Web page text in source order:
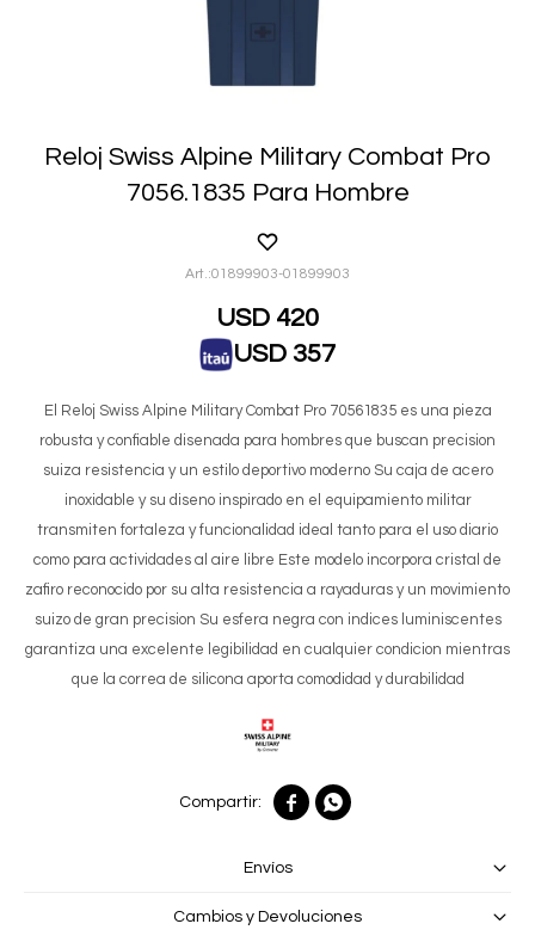
Reloj Swiss Alpine Military Combat Pro
7056.1835 Para Hombre
01899903-01899903
USD 420
USD 357
El Reloj Swiss Alpine Military Combat Pro 70561835 es una pieza
robusta y confiable disenada para hombres que buscan precision
suiza resistencia y un estilo deportivo moderno Su caja de acero
inoxidable y su diseno inspirado en el equipamiento militar
transmiten fortaleza y funcionalidad ideal tanto para el uso diario
como para actividades al aire libre Este modelo incorpora cristal de
zafiro reconocido por su alta resistencia a rayaduras y un movimiento
suizo de gran precision Su esfera negra con indices luminiscentes
garantiza una excelente legibilidad en cualquier condicion mientras
que la correa de silicona aporta comodidad y durabilidad
 
Envíos
Cambios y Devoluciones